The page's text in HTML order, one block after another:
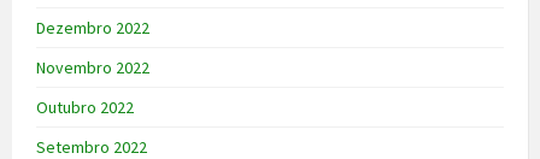
Dezembro 2022
Novembro 2022
Outubro 2022
Setembro 2022